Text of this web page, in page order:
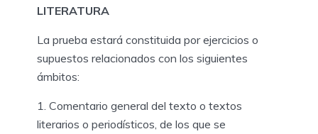
LITERATURA
La prueba estará constituida por ejercicios o
supuestos relacionados con los siguientes
ámbitos:
Comentario general del texto o textos
literarios o periodísticos, de los que se